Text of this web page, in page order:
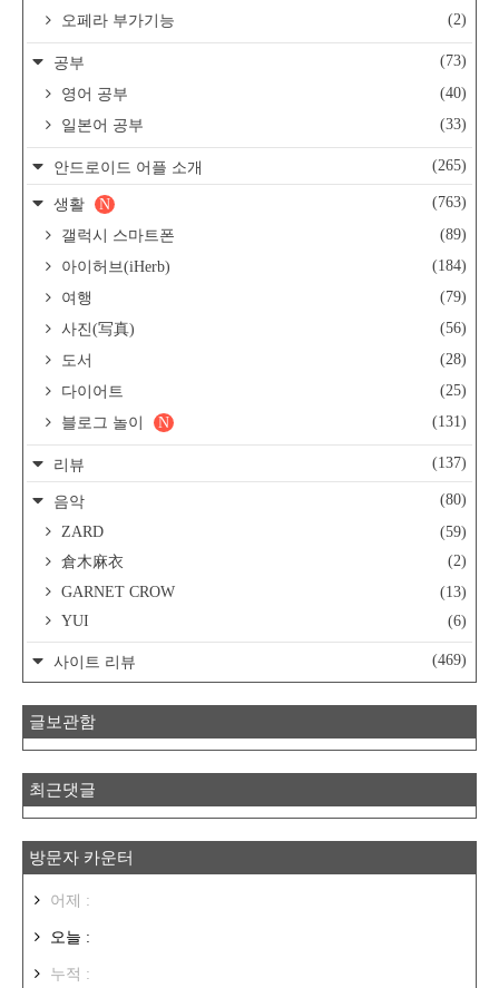
오페라 부가기능
(2)
공부
(73)
영어 공부
(40)
일본어 공부
(33)
안드로이드 어플 소개 (265)
생활 (763)
N
갤럭시 스마트폰
(89)
아이허브(iHerb)
(184)
여행
(79)
사진(写真)
(56)
도서
(28)
다이어트
(25)
블로그 놀이
(131)
N
리뷰 (137)
음악
(80)
ZARD
(59)
倉木麻衣
(2)
GARNET CROW
(13)
YUI
(6)
사이트 리뷰 (469)
글보관함
최근댓글
방문자 카운터
어제 :
오늘 :
누적 :